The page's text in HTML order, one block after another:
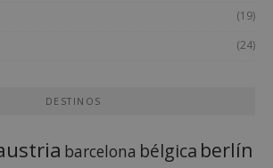
(19)
(24)
DESTINOS
barcelona bélgica berlín